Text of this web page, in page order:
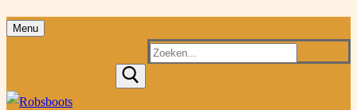
Menu
Zoeken